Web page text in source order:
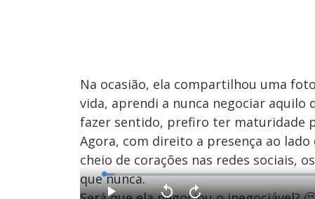
Na ocasião, ela compartilhou uma
vida, aprendi a nunca negociar aquilo
fazer sentido, prefiro ter maturidade
Agora, com direito a presença ao
cheio de corações nas redes sociais,
que nunca.
L
o
a